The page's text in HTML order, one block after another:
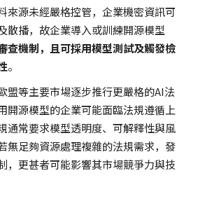
來源未經嚴格控管，企業機密資訊可
散播，故企業導入或訓練開源模型
查機制，且可採用模型測試及觸發檢
。
盟等主要市場逐步推行更嚴格的AI法
開源模型的企業可能面臨法規遵循上
通常要求模型透明度、可解釋性與風
無足夠資源處理複雜的法規需求，發
，更甚者可能影響其市場競爭力與技